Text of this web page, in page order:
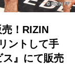
売！RIZIN
ントして手
ス』にて販売